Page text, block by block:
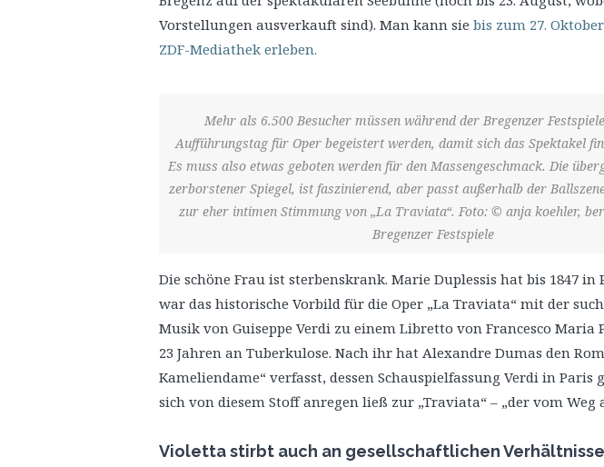
Vorstellungen ausverkauft sind). Man kann sie bis zum 27.
ZDF-Mediathek erleben.
Mehr als 6.500 Besucher müssen während der Bregenzer
Aufführungstag für Oper begeistert werden, damit sich das Spektakel
Es muss also etwas geboten werden für den Massengeschmack. Die
zerborstener Spiegel, ist faszinierend, aber passt außerhalb der
zur eher intimen Stimmung von „La Traviata“. Foto: © anja koehler,
Bregenzer Festspiele
Die schöne Frau ist sterbenskrank. Marie Duplessis hat bis 1847 in
war das historische Vorbild für die Oper „La Traviata“ mit der
Musik von Guiseppe Verdi zu einem Libretto von Francesco Maria
23 Jahren an Tuberkulose. Nach ihr hat Alexandre Dumas den
Kameliendame“ verfasst, dessen Schauspielfassung Verdi in Paris
sich von diesem Stoff anregen ließ zur „Traviata“ – „der vom Weg
Violetta stirbt auch an gesellschaftlichen